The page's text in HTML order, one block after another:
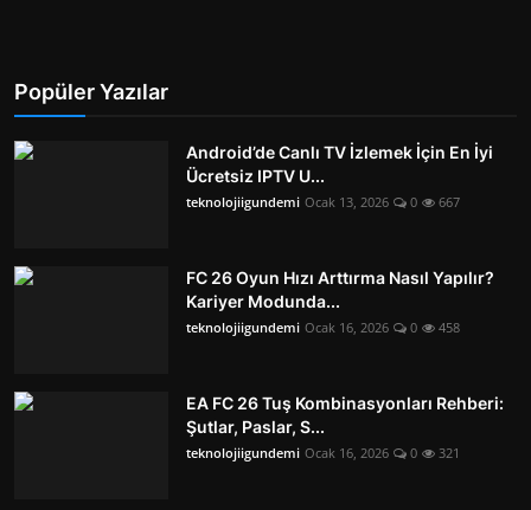
Popüler Yazılar
Android’de Canlı TV İzlemek İçin En İyi
Ücretsiz IPTV U...
teknolojiigundemi Ocak 13, 2026 0 667
FC 26 Oyun Hızı Arttırma Nasıl Yapılır?
Kariyer Modunda...
teknolojiigundemi Ocak 16, 2026 0 458
EA FC 26 Tuş Kombinasyonları Rehberi:
Şutlar, Paslar, S...
teknolojiigundemi Ocak 16, 2026 0 321